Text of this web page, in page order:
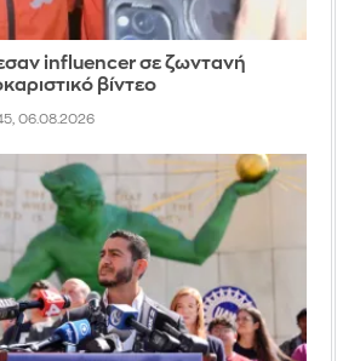
influencer σε ζωντανή
βίντεο
06.08.2026